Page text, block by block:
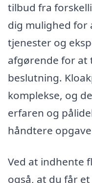
tilbud fra
dig mulighed for
tjenester og
afgørende for
beslutning.
komplekse, og
erfaren og
håndtere
Ved at indhente
også, at du får